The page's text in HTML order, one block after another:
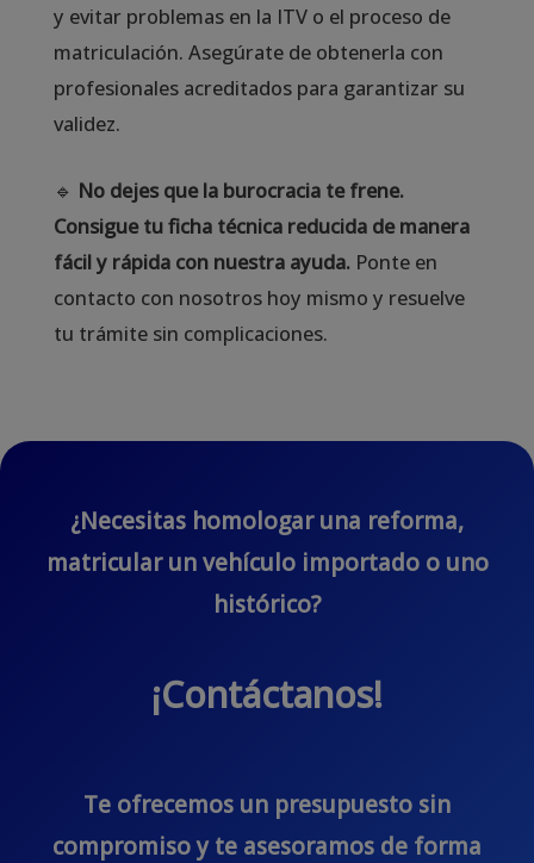
y evitar problemas en la ITV o el proceso de
matriculación. Asegúrate de obtenerla con
profesionales acreditados para garantizar su
validez.
🔹 No dejes que la burocracia te frene.
Consigue tu ficha técnica reducida de manera
fácil y rápida con nuestra ayuda.Ponte en
contacto con nosotros hoy mismo y resuelve
tu trámite sin complicaciones.
¿Necesitas homologar una reforma,
matricular un vehículo importado o uno
histórico?
¡Contáctanos!
Te ofrecemos un presupuesto sin
compromiso y te asesoramos de forma